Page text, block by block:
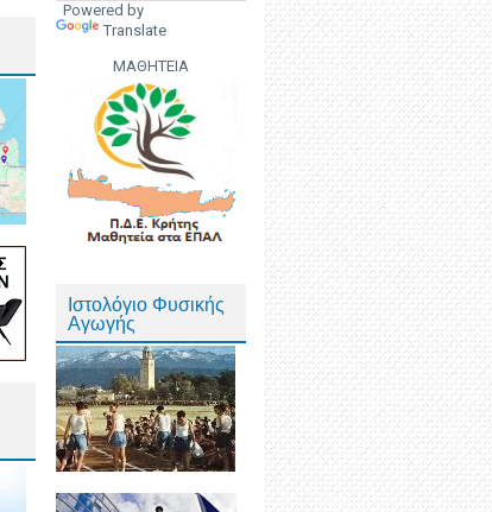
Powered by
Translate
ΜΑΘΗΤΕΙΑ
Ιστολόγιο Φυσικής
Αγωγής